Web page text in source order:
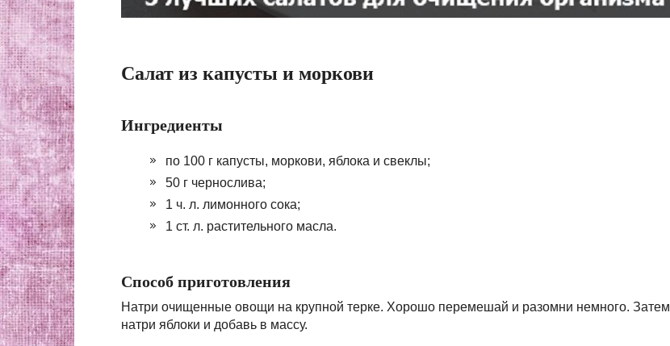
Салат из капусты и моркови
Ингредиенты
по 100 г капусты, моркови, яблока и свеклы;
50 г чернослива;
1 ч. л. лимонного сока;
1 ст. л. растительного масла.
Способ приготовления
Натри очищенные овощи на крупной терке. Хорошо перемешай и разомни немного. Затем
натри яблоки и добавь в массу.